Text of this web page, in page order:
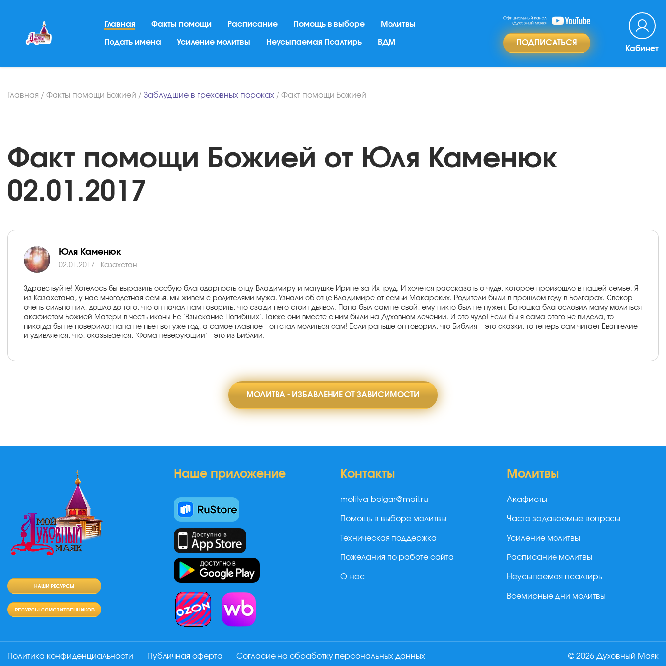
Главная Факты помощи Расписание Помощь в выборе Молитвы
Подать имена Усиление молитвы Неусыпаемая Псалтирь ВДМ ПОДПИСАТЬСЯ
Кабинет
Главная / Факты помощи Божией / Заблудшие в греховных пороках / Факт помощи Божией
Факт помощи Божией от Юля Каменюк
02.01.2017
Юля Каменюк
02.01.2017 Казахстан
Здравствуйте! Хотелось бы выразить особую благодарность отцу Владимиру и матушке Ирине за Их труд. И хочется рассказать о чуде, которое произошло в нашей семье. Я
из Казахстана, у нас многодетная семья, мы живем с родителями мужа. Узнали об отце Владимире от семьи Макарских. Родители были в прошлом году в Болгарах. Свекор
очень сильно пил, дошло до того, что он начал нам говорить, что сзади него стоит дьявол. Папа был сам не свой, ему никто был не нужен. Батюшка благословил маму молиться
акафистом Божией Матери в честь иконы Ее "Взыскание Погибших". Также они вместе с ним были на Духовном лечении. И это чудо! Если бы я сама этого не видела, то
никогда бы не поверила: папа не пьет вот уже год, а самое главное - он стал молиться сам! Если раньше он говорил, что Библия – это сказки, то теперь сам читает Евангелие
и удивляется, что, оказывается, "Фома неверующий" - это из Библии.
МОЛИТВА - ИЗБАВЛЕНИЕ ОТ ЗАВИСИМОСТИ
Наше приложение Контакты
molitva-bolgar@mail.ru
Помощь в выборе молитвы
Техническая поддержка
Пожелания по работе сайта
О нас
Молитвы
Акафисты
Часто задаваемые вопросы
Усиление молитвы
Расписание молитвы
Неусыпаемая псалтирь
Всемирные дни молитвы
Политика конфиденциальности Публичная оферта Согласие на обработку персональных данных © 2026 Духовный Маяк